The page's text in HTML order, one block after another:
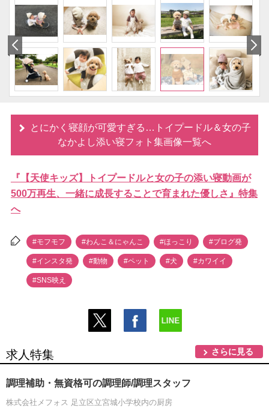
とにかく寝顔が可愛すぎる…トイプードル＆女の子
なかよし添い寝フォト集画像一覧へ
『【天使キッズ】トイプードルと女の子の添い寝動画が
500万再生、一緒に成長することで育まれた優しさ』特集
へ
#モフモフ #わんこ＆にゃんこ #ほっこり #ブログ発
#インスタ発 #動物 #ペット #犬 #カワイイ
#SNS映え
求人特集 さらに見る
調理補助・無資格可の調理師/調理スタッフ
株式会社メフォス 足立区立宮城小学校内の厨房